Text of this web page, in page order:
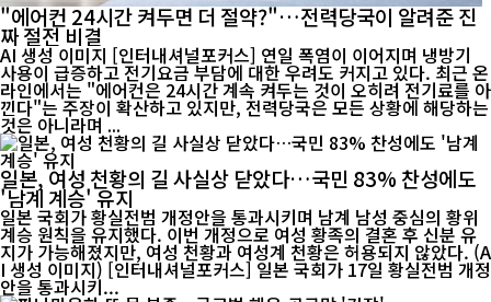
"에어컨 24시간 켜두면 더 절약?"…전력당국이 알려준 진
짜 절전 비결
AI 생성 이미지 [인터내셔널포커스] 연일 폭염이 이어지며 냉방기
사용이 급증하고 전기요금 부담에 대한 우려도 커지고 있다. 최근 온
라인에서는 "에어컨은 24시간 계속 켜두는 것이 오히려 전기료를 아
낀다"는 주장이 확산하고 있지만, 전력당국은 모든 상황에 해당하는
것은 아니라며 ...
일본, 여성 천황의 길 사실상 닫았다…국민 83% 찬성에도
'남계 계승' 유지
일본 국회가 황실전범 개정안을 통과시키며 남계 남성 중심의 황위
계승 원칙을 유지했다. 이번 개정으로 여성 황족의 결혼 후 신분 유
지가 가능해졌지만, 여성 천황과 여성계 천황은 허용되지 않았다. (A
I 생성 이미지) [인터내셔널포커스] 일본 국회가 17일 황실전범 개정
안을 통과시키...